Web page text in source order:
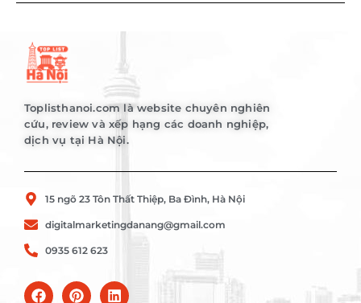
Toplisthanoi.com là website chuyên nghiên
cứu, review và xếp hạng các doanh nghiệp,
dịch vụ tại Hà Nội.
15 ngõ 23 Tôn Thất Thiệp, Ba Đình, Hà Nội
digitalmarketingdanang@gmail.com
0935 612 623